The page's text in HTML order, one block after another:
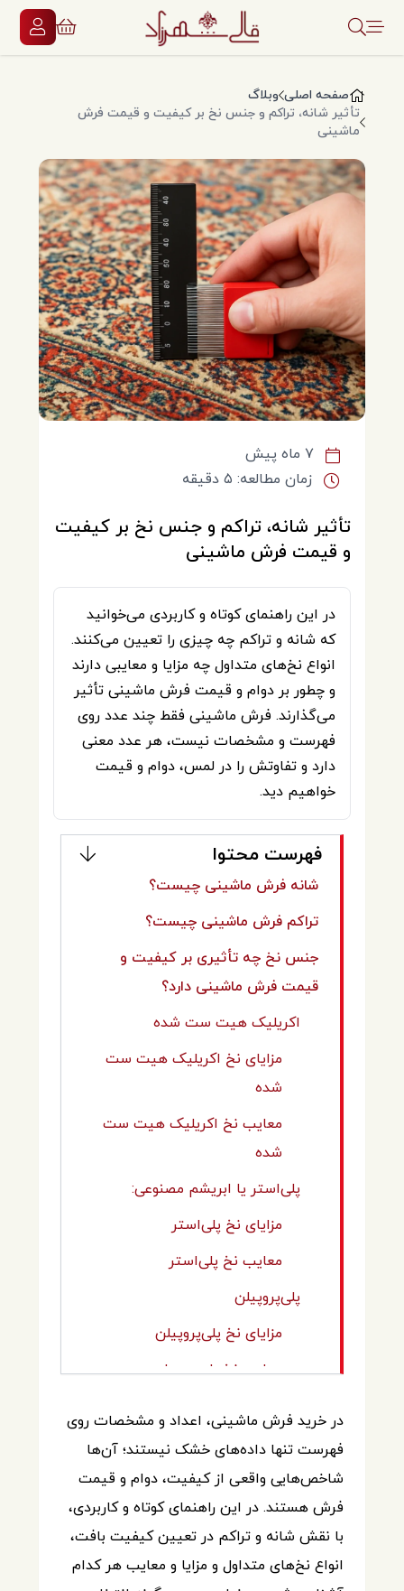
صفحه اصلی وبلاگ
تأثیر شانه، تراکم و جنس نخ بر کیفیت و قیمت فرش
ماشینی
۷ ماه پیش
زمان مطالعه: ۵ دقیقه
تأثیر شانه، تراکم و جنس نخ بر کیفیت
و قیمت فرش ماشینی
در این راهنمای کوتاه و کاربردی می‌خوانید
که شانه و تراکم چه چیزی را تعیین می‌کنند.
انواع نخ‌های متداول چه مزایا و معایبی دارند
و چطور بر دوام و قیمت فرش ماشینی تأثیر
می‌گذارند. فرش ماشینی فقط چند عدد روی
فهرست و مشخصات نیست، هر عدد معنی
دارد و تفاوتش را در لمس، دوام و قیمت
خواهیم دید.
فهرست محتوا
شانه فرش ماشینی چیست؟
تراکم فرش ماشینی چیست؟
جنس نخ چه تأثیری بر کیفیت و
قیمت فرش ماشینی دارد؟
اکریلیک هیت ست شده
مزایای نخ اکریلیک هیت ست
شده
معایب نخ اکریلیک هیت ست
شده
پلی‌استر یا ابریشم مصنوعی:
مزایای نخ پلی‌استر
معایب نخ پلی‌استر
پلی‌پروپیلن
مزایای نخ پلی‌پروپیلن
معایب نخ پلی‌پروپیلن
در خرید فرش ماشینی، اعداد و مشخصات روی
فهرست تنها داده‌های خشک نیستند؛ آن‌ها
شاخص‌هایی واقعی از کیفیت، دوام و قیمت
فرش هستند. در این راهنمای کوتاه و کاربردی،
با نقش شانه و تراکم در تعیین کیفیت بافت،
انواع نخ‌های متداول و مزایا و معایب هر کدام